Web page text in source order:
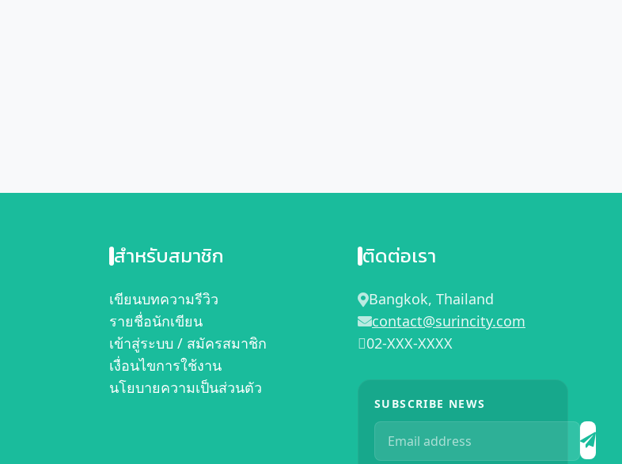
สำหรับสมาชิก
เขียนบทความรีวิว
รายชื่อนักเขียน
เข้าสู่ระบบ / สมัครสมาชิก
เงื่อนไขการใช้งาน
นโยบายความเป็นส่วนตัว
ติดต่อเรา
Bangkok, Thailand
contact@surincity.com
02-XXX-XXXX
SUBSCRIBE NEWS